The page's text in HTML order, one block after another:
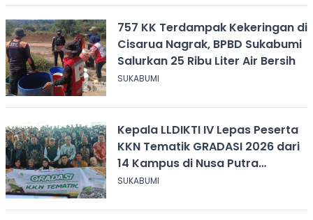
757 KK Terdampak Kekeringan di
Cisarua Nagrak, BPBD Sukabumi
Salurkan 25 Ribu Liter Air Bersih
SUKABUMI
Kepala LLDIKTI IV Lepas Peserta
KKN Tematik GRADASI 2026 dari
14 Kampus di Nusa Putra
University
SUKABUMI